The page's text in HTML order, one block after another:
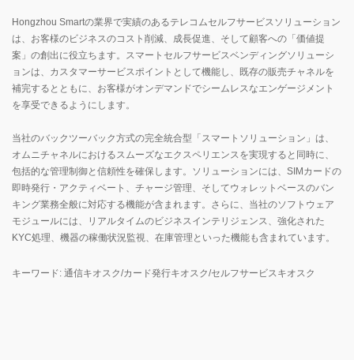
Hongzhou Smartの業界で実績のあるテレコムセルフサービスソリューション
は、お客様のビジネスのコスト削減、成長促進、そして顧客への「価値提
案」の創出に役立ちます。スマートセルフサービスベンディングソリューシ
ョンは、カスタマーサービスポイントとして機能し、既存の販売チャネルを
補完するとともに、お客様がオンデマンドでシームレスなエンゲージメント
を享受できるようにします。
当社のバックツーバック方式の完全統合型「スマートソリューション」は、
オムニチャネルにおけるスムーズなエクスペリエンスを実現すると同時に、
包括的な管理制御と信頼性を確保します。ソリューションには、SIMカードの
即時発行・アクティベート、チャージ管理、そしてウォレットベースのバン
キング業務全般に対応する機能が含まれます。さらに、当社のソフトウェア
モジュールには、リアルタイムのビジネスインテリジェンス、強化された
KYC処理、機器の稼働状況監視、在庫管理といった機能も含まれています。
キーワード: 通信キオスク/カード発行キオスク/セルフサービスキオスク